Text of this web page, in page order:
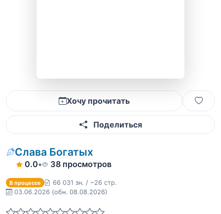
Хочу прочитать
Поделиться
Слава Богатых
0.0• 38 просмотров
В процессе
66 031 зн. / ~26 стр.
03.06.2026 (обн. 08.08.2026)